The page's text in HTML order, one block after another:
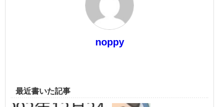
noppy
最近書いた記事